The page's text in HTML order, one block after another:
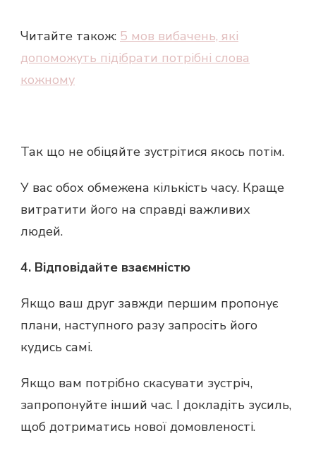
Читайте також: 5 мов вибачень, які
допоможуть підібрати потрібні слова
кожному
Так що не обіцяйте зустрітися якось потім.
У вас обох обмежена кількість часу. Краще
витратити його на справді важливих
людей.
4. Відповідайте взаємністю
Якщо ваш друг завжди першим пропонує
плани, наступного разу запросіть його
кудись самі.
Якщо вам потрібно скасувати зустріч,
запропонуйте інший час. І докладіть зусиль,
щоб дотриматись нової домовленості.